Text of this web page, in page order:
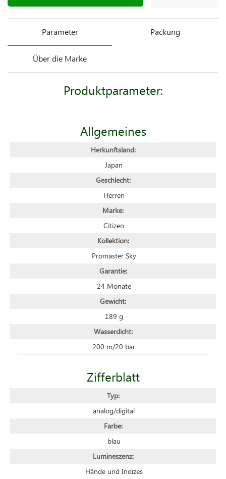
Parameter Packung
Über die Marke
Produktparameter:
Allgemeines
Herkunftsland:
Japan
Geschlecht:
Herren
Marke:
Citizen
Kollektion:
Promaster Sky
Garantie:
24 Monate
Gewicht:
189 g
Wasserdicht:
200 m/20 bar
Zifferblatt
Typ:
analog/digital
Farbe:
blau
Lumineszenz:
Hände und Indizes